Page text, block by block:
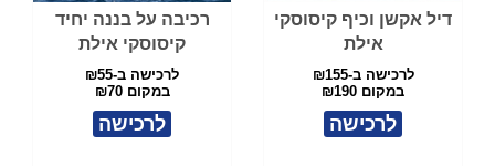
דיל אקשן וכיף קיסוסקי
אילת
לרכישה ב-₪155
במקום ₪190
לרכישה
רכיבה על בננה יחיד
קיסוסקי אילת
לרכישה ב-₪55
במקום ₪70
לרכישה